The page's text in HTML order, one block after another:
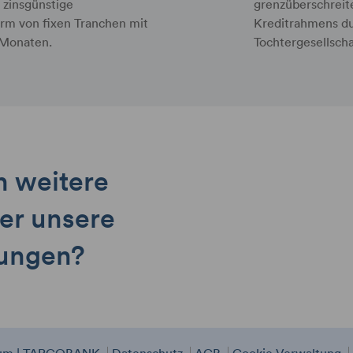
von fixen Tranchen mit
Kreditrahmens
weitere
unsere